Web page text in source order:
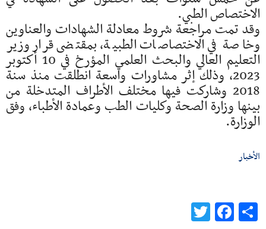
الاختصاص الطبي.
وقد تمت مراجعة شروط معادلة الشهادات والعناوين
وخاصة في الاختصاصات الطبية، بمقتضى قرار وزير
التعليم العالي والبحث العلمي المؤرخ في 10 أكتوبر
2023، وذلك إثر مشاورات واسعة انطلقت منذ سنة
2018 وشاركت فيها مختلف الأطراف المتدخلة من
بينها وزارة الصحة وكليات الطب وعمادة الأطباء، وفق
الوزارة.
الأخبار
Share
Facebook